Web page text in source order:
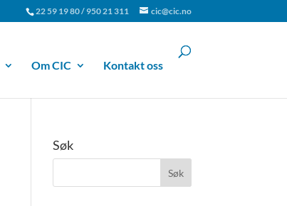
22 59 19 80 / 950 21 311 cic@cic.no
Om CIC Kontakt oss
Søk